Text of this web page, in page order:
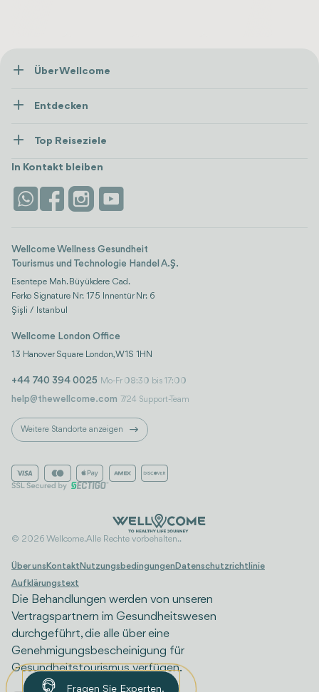
Über Wellcome
Presse
Vertrauen & Sicherheit
Kontaktieren Sie uns
Entdecken
Wellness
Unterkünfte
Attraktionen
Bewertungen
Top Reiseziele
Alle anzeigen
Istanbul
In Kontakt bleiben
Wellcome Wellness Gesundheit
Tourismus und Technologie Handel A.Ş.
Esentepe Mah. Büyükdere Cad.
Ferko Signature Nr: 175 Innentür Nr: 6
Şişli / Istanbul
Wellcome London Office
13 Hanover Square London, W1S 1HN
+44 740 394 0025 Mo-Fr 08:30 bis 17:00
help@thewellcome.com 7/24 Support-Team
Weitere Standorte anzeigen
© 2026 Wellcome. Alle Rechte vorbehalten..
Über uns Kontakt Nutzungsbedingungen Datenschutzrichtlinie
Aufklärungstext
Die Behandlungen werden von unseren
Vertragspartnern im Gesundheitswesen
durchgeführt, die alle über eine
Genehmigungsbescheinigung für
Gesundheitstourismus verfügen.
Fragen Sie Experten.